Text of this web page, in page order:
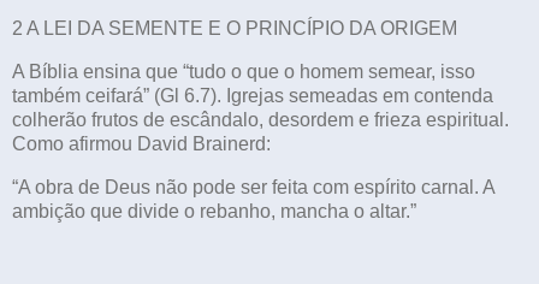
2 A LEI DA SEMENTE E O PRINCÍPIO DA ORIGEM
A Bíblia ensina que “tudo o que o homem semear, isso
também ceifará” (Gl 6.7). Igrejas semeadas em contenda
colherão frutos de escândalo, desordem e frieza espiritual.
Como afirmou David Brainerd:
“A obra de Deus não pode ser feita com espírito carnal. A
ambição que divide o rebanho, mancha o altar.”